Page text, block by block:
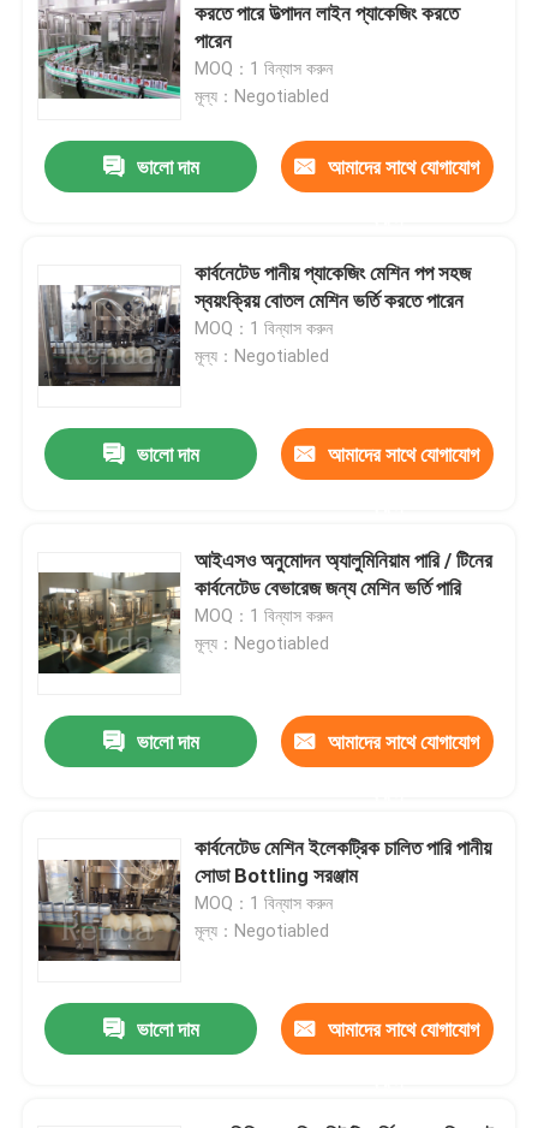
পরিচিতি
মেশিন ফিলিং করতে পারেন
জল ভর্তি মেশিন
জুস ফিলিং মেশিন
ব্যারেল ফিলিং মেশিন
ওয়াইন ফিলিং মেশিন
স্বয়ংক্রিয় তেল ভর্তি মেশিন
মেয়াদ শেষ হওয়ার তারিখ প্রিন্টিং মেশিন
স্টিকার লেবেলিং মেশিন
স্বয়ংক্রিয় প্যাকেজিং মেশিন
করতে পারে উত্পাদন লাইন প্যাকেজিং করতে
পারেন
MOQ：1 বিন্যাস করুন
মূল্য：Negotiabled
ভালো দাম আমাদের সাথে যোগাযোগ
কার্বনেটেড পানীয় প্যাকেজিং মেশিন পপ সহজ
স্বয়ংক্রিয় বোতল মেশিন ভর্তি করতে পারেন
MOQ：1 বিন্যাস করুন
মূল্য：Negotiabled
ভালো দাম আমাদের সাথে যোগাযোগ
আইএসও অনুমোদন অ্যালুমিনিয়াম পারি / টিনের
কার্বনেটেড বেভারেজ জন্য মেশিন ভর্তি পারি
MOQ：1 বিন্যাস করুন
মূল্য：Negotiabled
ভালো দাম আমাদের সাথে যোগাযোগ
কার্বনেটেড মেশিন ইলেকট্রিক চালিত পারি পানীয়
সোডা Bottling সরঞ্জাম
MOQ：1 বিন্যাস করুন
মূল্য：Negotiabled
ভালো দাম আমাদের সাথে যোগাযোগ